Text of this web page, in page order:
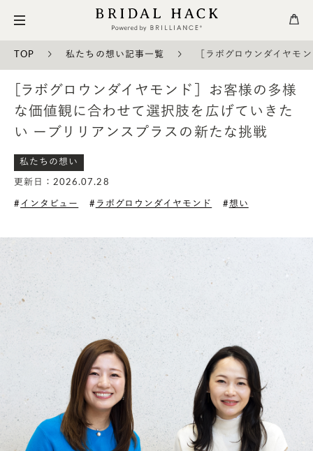
TOP 私たちの想い記事一覧 ［ラボグロウンダイヤモ
［ラボグロウンダイヤモンド］お客様の多様
な価値観に合わせて選択肢を広げていきた
い ーブリリアンスプラスの新たな挑戦
私たちの想い
更新日：2026.07.28
インタビュー ラボグロウンダイヤモンド 想い